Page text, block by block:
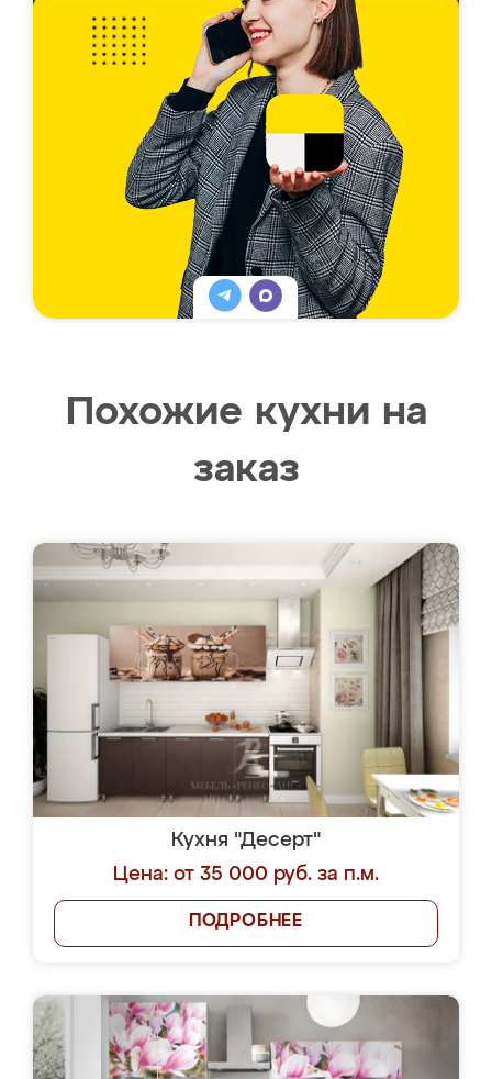
Похожие кухни на
заказ
Кухня "Десерт"
Цена: от 35 000 руб. за п.м.
ПОДРОБНЕЕ